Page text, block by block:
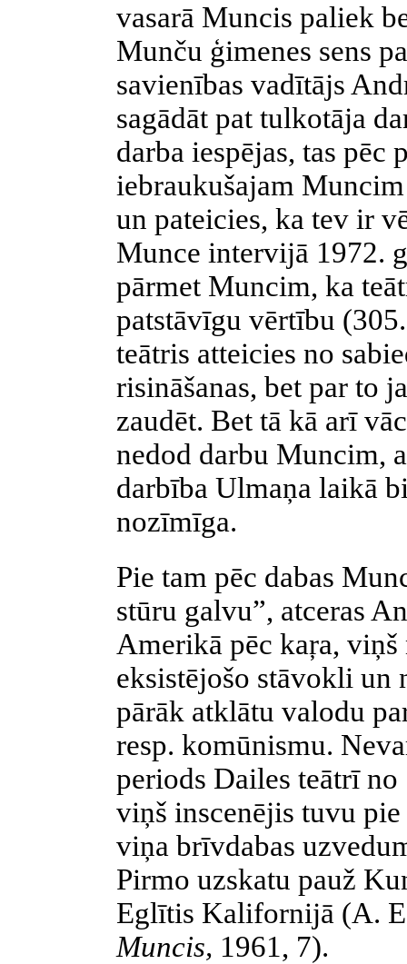
vasarā Muncis paliek
Munču ģimenes sens
savienības vadītājs
sagādāt pat tulkotāja
darba iespējas, tas pēc
iebraukušajam Muncim
un pateicies, ka tev ir
Munce intervijā 1972.
pārmet Muncim, ka
patstāvīgu vērtību
teātris atteicies no
risināšanas, bet par to
zaudēt. Bet tā kā arī
nedod darbu Muncim,
darbība Ulmaņa laikā
nozīmīga.
Pie tam pēc dabas
stūru galvu”, atceras
Amerikā pēc kaŗa, viņš
eksistējošo stāvokli un
pārāk atklātu valodu
resp. komūnismu.
periods Dailes teātrī
viņš inscenējis tuvu
viņa brīvdabas
Pirmo uzskatu pauž
Eglītis Kalifornijā (A.
Muncis, 1961, 7).